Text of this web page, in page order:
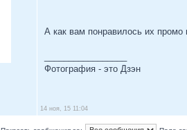
А как вам понравилось их промо
Фотография - это Дзэн
14 ноя, 15 11:04